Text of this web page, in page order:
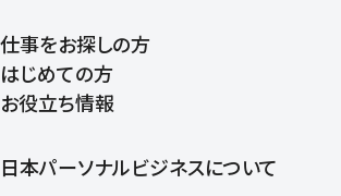
仕事をお探しの方
はじめての方
登録から就業開始までの流れ
お役立ち情報
日本パーソナルビジネスについて